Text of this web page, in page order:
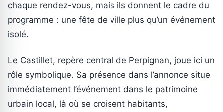
chaque rendez-vous, mais ils donnent le cadre du
programme : une fête de ville plus qu’un événement
isolé.
Le Castillet, repère central de Perpignan, joue ici un
rôle symbolique. Sa présence dans l’annonce situe
immédiatement l’événement dans le patrimoine
urbain local, là où se croisent habitants,